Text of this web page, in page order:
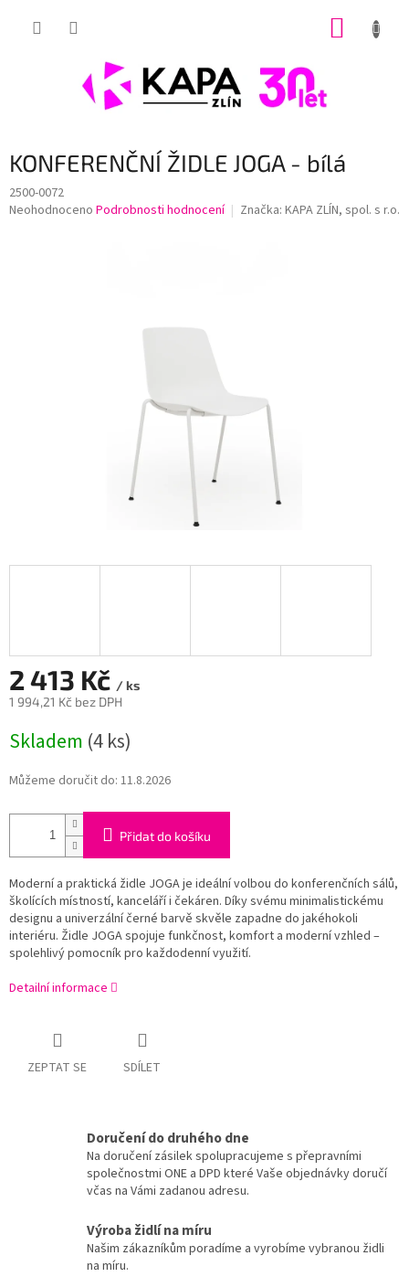
KONFERENČNÍ ŽIDLE JOGA - bílá
2500-0072
Průměrné
Neohodnoceno Podrobnosti hodnocení Značka: KAPA ZLÍN, spol. s r.o.
2 413 Kč / ks
1 994,21 Kč bez DPH
cena:
Skladem (4 ks)
Můžeme doručit do: 11.8.2026
Přidat do košíku
Moderní a praktická židle JOGA je ideální volbou do konferenčních sálů,
školících místností, kanceláří i čekáren. Díky svému minimalistickému
designu a univerzální černé barvě skvěle zapadne do jakéhokoli
interiéru. Židle JOGA spojuje funkčnost, komfort a moderní vzhled –
spolehlivý pomocník pro každodenní využití.
Detailní informace
ZEPTAT SE SDÍLET
Doručení do druhého dne
Na doručení zásilek spolupracujeme s přepravními
společnostmi ONE a DPD které Vaše objednávky doručí
včas na Vámi zadanou adresu.
Výroba židlí na míru
Našim zákazníkům poradíme a vyrobíme vybranou židli
na míru.